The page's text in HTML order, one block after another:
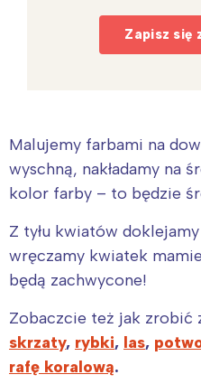
Zapisz się
Malujemy farbami na
wyschną, nakładamy na
kolor farby – to będzie
Z tyłu kwiatów
wręczamy kwiatek
będą zachwycone!
Zobaczcie też jak zrobić
skrzaty, rybki, las,
rafę koralową.